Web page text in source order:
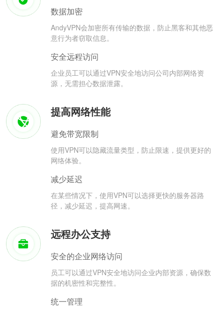
数据加密
AndyVPN会加密所有传输的数据，防止黑客和其他恶
意行为者窃取信息。
安全远程访问
企业员工可以通过VPN安全地访问公司内部网络资
源，无需担心数据泄露。
提高网络性能
避免带宽限制
使用VPN可以隐藏流量类型，防止限速，提供更好的
网络体验。
减少延迟
在某些情况下，使用VPN可以选择更快的服务器路
径，减少延迟，提高网速。
远程办公支持
安全的企业网络访问
员工可以通过VPN安全地访问企业内部资源，确保数
据的机密性和完整性。
统一管理